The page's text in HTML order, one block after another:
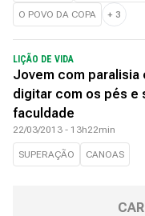
O POVO DA COPA + 3
LIÇÃO DE VIDA
Jovem com paralisia
digitar com os pés e
faculdade
22/03/2013 - 13h22min
SUPERAÇÃO CANOAS